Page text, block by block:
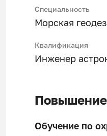
Специальность
Морская
Квалификация
Инженер
Обучение по